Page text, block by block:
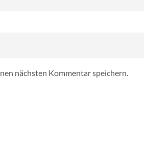
nächsten Kommentar speichern.